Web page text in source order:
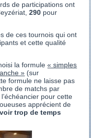
de participations ont
290 pour
de ces tournois qui ont
et cette qualité
la formule« simples
» (sur
formule ne laisse pas
de matchs par
pour cette
apprécient de
trop de temps